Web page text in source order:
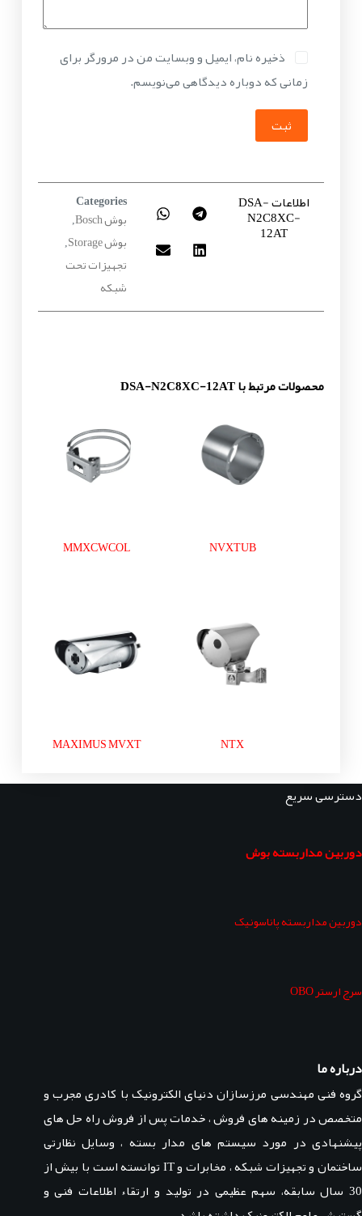
ذخیره نام، ایمیل و وبسایت من در مرورگر برای
زمانی که دوباره دیدگاهی می‌نویسم.
ثبت
اطلاعات DSA-
N2C8XC-
12AT
Categories
بوش Bosch ,
بوش Storage ,
تجهیزات تحت
شبکه
محصولات مرتبط با DSA-N2C8XC-12AT
NVXTUB
MMXCWCOL
NTX
MAXIMUS MVXT
دسترسی سریع
دوربین مداربسته بوش
دوربین مداربسته پاناسونیک
سرج ارستر OBO
درباره ما
گروه فنی مهندسی مرزسازان دنیای الکترونیک با کادری مجرب و
متخصص در زمینه های فروش ، خدمات پس از فروش راه حل های
پیشنهادی در مورد سیستم های مدار بسته ، وسایل نظارتی
ساختمان و تجهیزات شبکه ، مخابرات و IT توانسته است با بیش از
30 سال سابقه، سهم عظیمی در تولید و ارتقاء اطلاعات فنی و